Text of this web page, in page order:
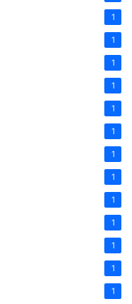
1
1
1
1
1
1
1
1
1
1
1
1
1